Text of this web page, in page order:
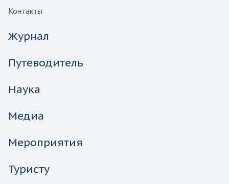
Контакты
Журнал
Путеводитель
Наука
Медиа
Мероприятия
Туристу